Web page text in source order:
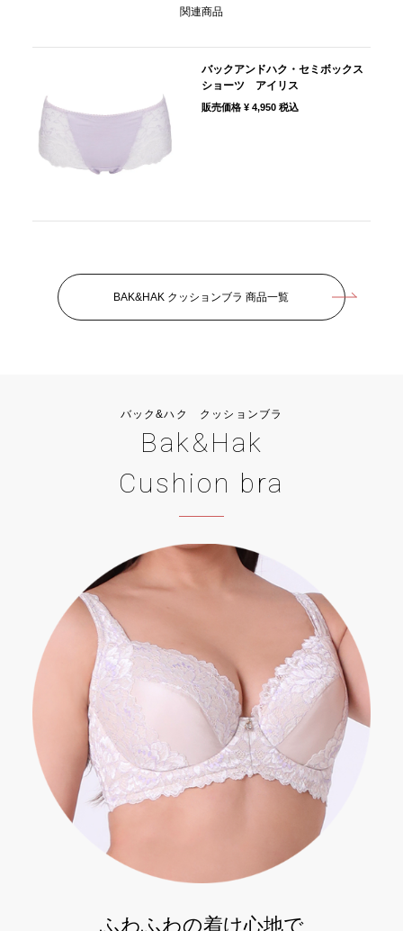
バックアンドハク・セミボックス
ショーツ アイリス
販売価格 ¥ 4,950 税込
BAK&HAK クッションブラ 商品一覧
バック&ハク クッションブラ
Bak&Hak
Cushion bra
ふわふわの着け心地で